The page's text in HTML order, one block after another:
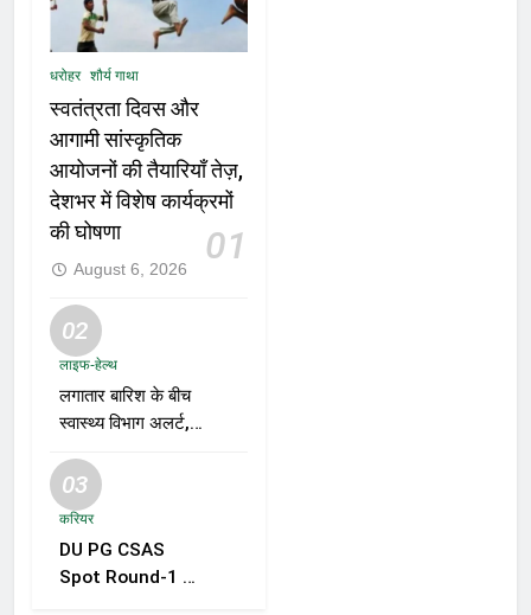
धरोहर शौर्य गाथा
स्वतंत्रता दिवस और
आगामी सांस्कृतिक
आयोजनों की तैयारियाँ तेज़,
देशभर में विशेष कार्यक्रमों
की घोषणा
01
August 6, 2026
02
लाइफ-हेल्थ
लगातार बारिश के बीच
स्वास्थ्य विभाग अलर्ट,
वायरल बुखार की
रोकथाम के लिए राज्यों
निर्देश
03
करियर
DU PG CSAS
Spot Round-1 की